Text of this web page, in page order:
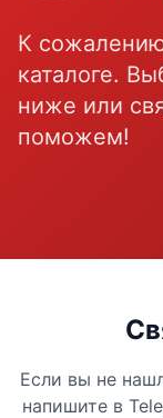
К
каталоге.
ниже или
поможем!
Если вы не
напишите в